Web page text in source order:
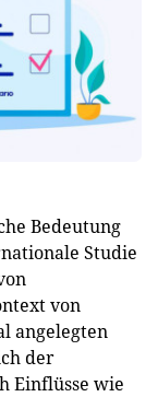
Bedeutung
Studie
von
angelegten
der
Einflüsse wie